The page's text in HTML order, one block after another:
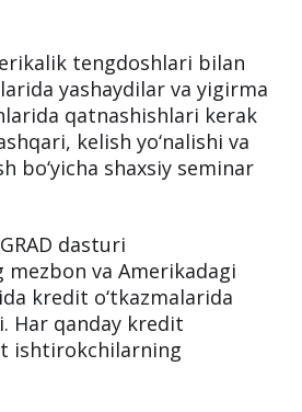
tengdoshlari bilan
yashaydilar va yigirma
qatnashishlari kerak
kelish yo‘nalishi va
bo‘yicha shaxsiy seminar
dasturi
va Amerikadagi
kredit o‘tkazmalarida
Har qanday kredit
ishtirokchilarning